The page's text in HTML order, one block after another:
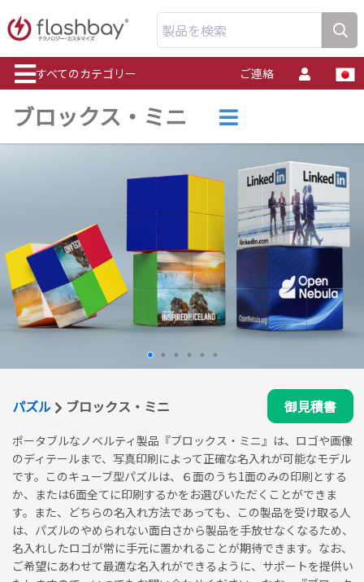
製品を検索
すべてのカテゴリー ご連絡
ブロックス・ミニ
パズル ブロックス・ミニ 御見積書
ポータブルなノベルティ製品『ブロックス・ミニ』は、ロゴや画像
のディテールまで、写真印刷によって正確な名入れが可能なモデル
です。このキューブ型パズルは、６面のうち1面のみの印刷とする
か、または6面全てに印刷するかをお選びいただくことができま
す。また、どちらの名入れ方法であっても、この製品を受け取る人
は、パズルのやめられない面白さから製品を手放せなくなるため、
名入れしたロゴが常に手元に置かれることが期待できます。なお、
ご希望にあわせて最適な名入れができるように、サポートを提供い